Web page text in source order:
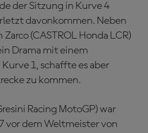
der Sitzung in Kurve 4
davonkommen. Neben
(CASTROL Honda LCR)
Drama mit einem
1, schaffte es aber
zu kommen.
Racing MotoGP) war
vor dem Weltmeister von